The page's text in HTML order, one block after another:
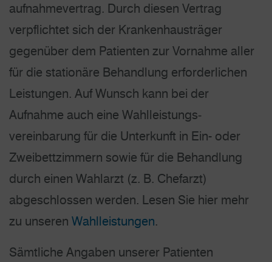
aufnahmevertrag. Durch diesen Vertrag
verpflichtet sich der Krankenhaus­träger
gegenüber dem Patienten zur Vornahme aller
für die stationäre Behandlung erforderlichen
Leistungen. Auf Wunsch kann bei der
Aufnahme auch eine Wahlleistungs­
vereinbarung für die Unterkunft in Ein- oder
Zweibett­zimmern sowie für die Behandlung
durch einen Wahlarzt (z. B. Chefarzt)
abgeschlossen werden. Lesen Sie hier mehr
zu unseren Wahlleistungen.
Sämtliche Angaben unserer Patienten